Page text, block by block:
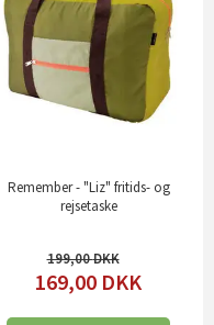
Remember - "Liz" fritids- og
rejsetaske
199,00
169,00 DKK